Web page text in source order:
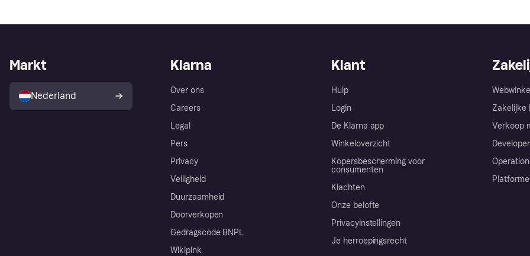
Klarna
Over ons
Careers
Legal
Pers
Privacy
Veiligheid
Duurzaamheid
Doorverkopen
Gedragscode BNPL
Wikipink
Klant
Hulp
Login
De Klarna app
Winkeloverzicht
Kopersbescherming voor
consumenten
Klachten
Onze belofte
Privacyinstellingen
Je herroepingsrecht
Zakelijke
Verkoop
Markt
Nederland